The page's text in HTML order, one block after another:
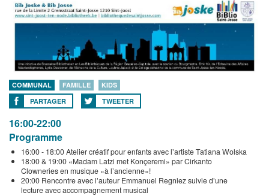
COMMUNAL FAMILLE
KIDS
PARTAGER
TWEETER
16:00-22:00
Programme
16:00 - 18:00 Atelier créatif pour enfants avec lʼartiste Tatiana Wolska
18:00 & 19:00 «Madam Latzi met Konçeremi» par Cirkanto
Clowneries en musique «à lʼancienne»!
20:00 Rencontre avec lʼauteur Emmanuel Regniez suivie dʼune
lecture avec accompagnement musical